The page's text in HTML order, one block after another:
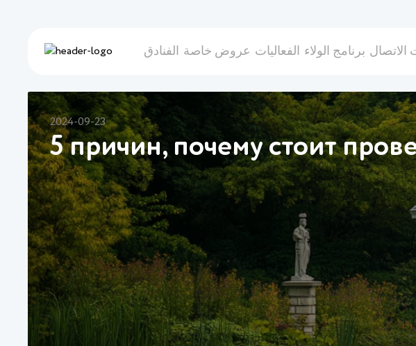
الفنادق عروض خاصة الفعاليات برنامج الولاء الاتصال
2024-09-23
5 причин, почему стоит